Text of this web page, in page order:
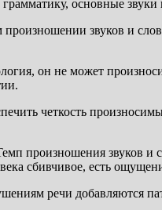
основные
звуков и
он не может
четкость
произношения звуков и
сбивчивое, есть
речи добавляются